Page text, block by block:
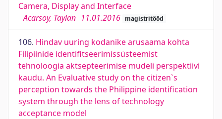
Camera, Display and Interface
Acarsoy, Taylan 11.01.2016 magistritööd
106. Hindav uuring kodanike arusaama kohta
Filipiinide identifitseerimissüsteemist
tehnoloogia aktsepteerimise mudeli perspektiivi
kaudu. An Evaluative study on the citizen`s
perception towards the Philippine identification
system through the lens of technology
acceptance model